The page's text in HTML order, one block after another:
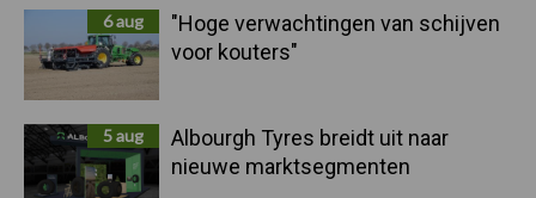
6 aug
"Hoge verwachtingen van schijven
voor kouters"
5 aug
Albourgh Tyres breidt uit naar
nieuwe marktsegmenten